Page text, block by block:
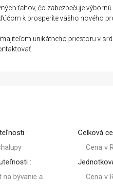
ťahov, čo zabezpečuje
k prosperite vášho nového
unikátneho priestoru v
:
:
na bývanie a
Celková
Cena v
Cena v